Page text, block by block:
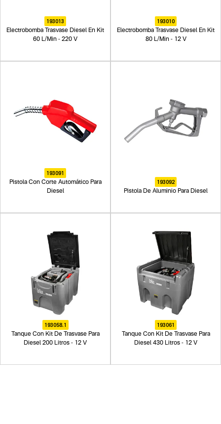
193013
Electrobomba Trasvase Diesel En Kit
60 L/Min - 220 V
193010
Electrobomba Trasvase Diesel En Kit
80 L/Min - 12 V
193091
Pistola Con Corte Automático Para
Diesel
193092
Pistola De Aluminio Para Diesel
193058.1
Tanque Con Kit De Trasvase Para
Diesel 200 Litros - 12 V
193061
Tanque Con Kit De Trasvase Para
Diesel 430 Litros - 12 V